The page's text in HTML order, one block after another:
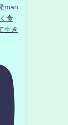
man
食
生き